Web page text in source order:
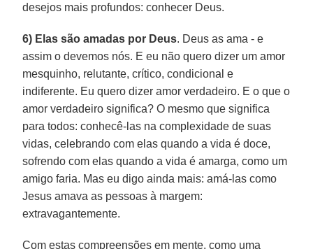
desejos mais profundos: conhecer Deus.
6) Elas são amadas por Deus. Deus as ama - e
assim o devemos nós. E eu não quero dizer um amor
mesquinho, relutante, crítico, condicional e
indiferente. Eu quero dizer amor verdadeiro. E o que o
amor verdadeiro significa? O mesmo que significa
para todos: conhecê-las na complexidade de suas
vidas, celebrando com elas quando a vida é doce,
sofrendo com elas quando a vida é amarga, como um
amigo faria. Mas eu digo ainda mais: amá-las como
Jesus amava as pessoas à margem:
extravagantemente.
Com estas compreensões em mente, como uma